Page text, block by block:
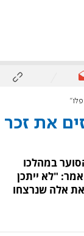
7: "מבזים את זכר
7 על הדיון הסוער במהלכו
"לא ייתכן
אלה שנרצחו